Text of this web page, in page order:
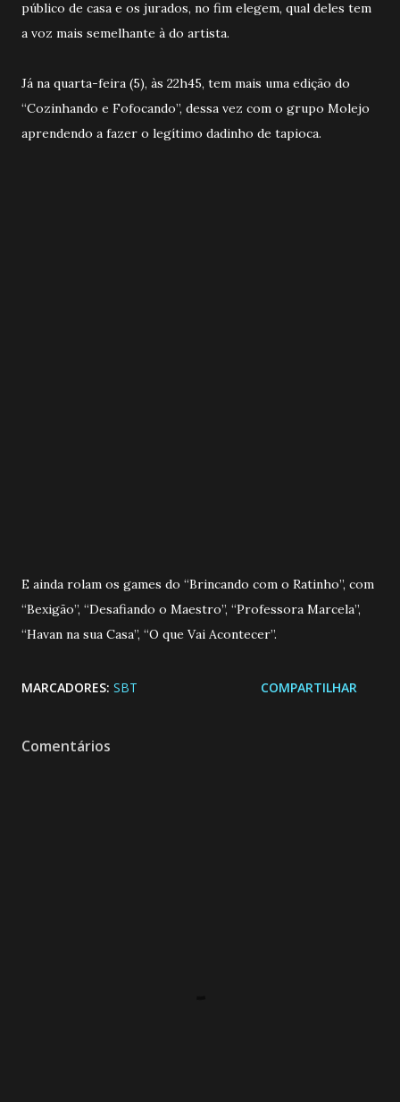
público de casa e os jurados, no fim elegem, qual deles tem
a voz mais semelhante à do artista.
Já na quarta-feira (5), às 22h45, tem mais uma edição do
“Cozinhando e Fofocando”, dessa vez com o grupo Molejo
aprendendo a fazer o legítimo dadinho de tapioca.
E ainda rolam os games do “Brincando com o Ratinho”, com
“Bexigão”, “Desafiando o Maestro”, “Professora Marcela”,
“Havan na sua Casa”, “O que Vai Acontecer”.
MARCADORES: SBT COMPARTILHAR
Comentários